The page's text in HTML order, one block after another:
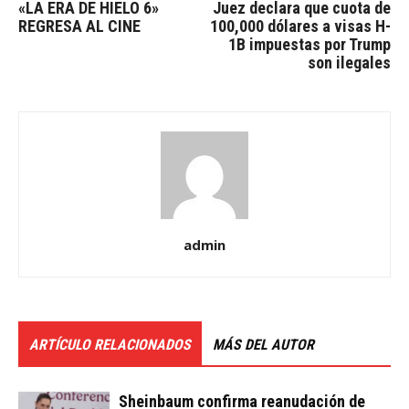
«LA ERA DE HIELO 6»
REGRESA AL CINE
Juez declara que cuota de
100,000 dólares a visas H-
1B impuestas por Trump
son ilegales
admin
ARTÍCULO RELACIONADOS MÁS DEL AUTOR
Sheinbaum confirma reanudación de